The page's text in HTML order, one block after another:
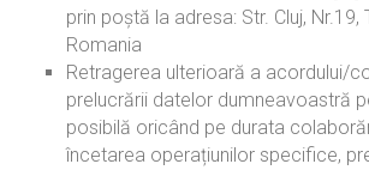
prin poștă la adresa: Str. Cluj, Nr.19,
Romania
Retragerea ulterioară a acordului/
prelucrării datelor dumneavoastră
posibilă oricând pe durata
încetarea operațiunilor specifice,